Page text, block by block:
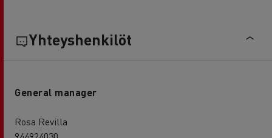
Yhteyshenkilöt
General manager
Rosa Revilla